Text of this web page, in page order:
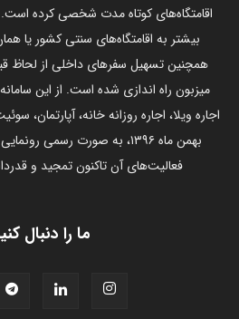
اقامتگاه‌های کوتاه مدت شخصی کرده
بیشتر به اقامتگاه‌های سنتی کشور یا
همچنین تسهیل سفرهای داخلی از لحاظ
میزبون راه اندازی شده است. از این
اجاره ویلا، اجاره روزانه خانه، آپارتمان،
بهمن ماه ۱۳۹۶، به صورت رسمی
فعالیت‌های آن تاکنون تمجید و
ما را دنبال